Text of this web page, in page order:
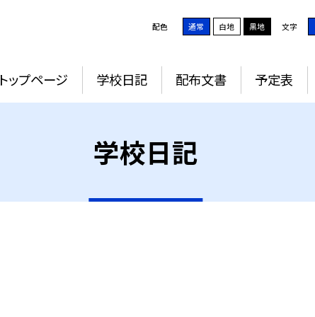
配色 通常 白地 黒地 文字
トップページ 学校日記 配布文書 予定表
学校日記